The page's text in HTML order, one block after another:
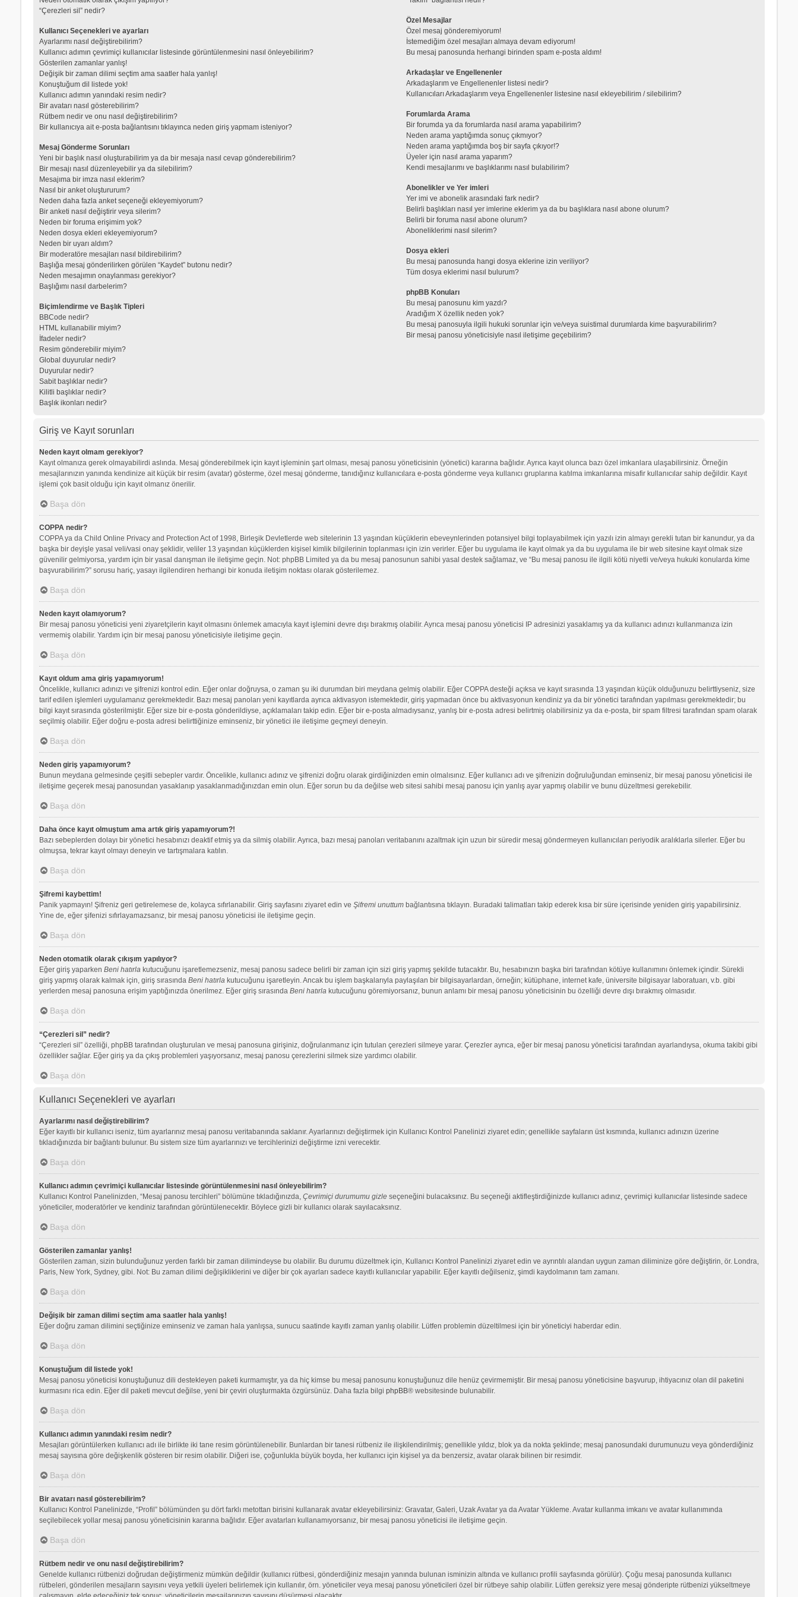
“Çerezleri sil” nedir?
Kullanıcı Seçenekleri ve ayarları
Ayarlarımı nasıl değiştirebilirim?
Kullanıcı adımın çevrimiçi kullanıcılar listesinde görüntülenmesini nasıl önleyebilirim?
Gösterilen zamanlar yanlış!
Değişik bir zaman dilimi seçtim ama saatler hala yanlış!
Konuştuğum dil listede yok!
Kullanıcı adımın yanındaki resim nedir?
Bir avatarı nasıl gösterebilirim?
Rütbem nedir ve onu nasıl değiştirebilirim?
Bir kullanıcıya ait e-posta bağlantısını tıklayınca neden giriş yapmam isteniyor?
Mesaj Gönderme Sorunları
Yeni bir başlık nasıl oluşturabilirim ya da bir mesaja nasıl cevap gönderebilirim?
Bir mesajı nasıl düzenleyebilir ya da silebilirim?
Mesajıma bir imza nasıl eklerim?
Nasıl bir anket oluştururum?
Neden daha fazla anket seçeneği ekleyemiyorum?
Bir anketi nasıl değiştirir veya silerim?
Neden bir foruma erişimim yok?
Neden dosya ekleri ekleyemiyorum?
Neden bir uyarı aldım?
Bir moderatöre mesajları nasıl bildirebilirim?
Başlığa mesaj gönderilirken görülen “Kaydet” butonu nedir?
Neden mesajımın onaylanması gerekiyor?
Başlığımı nasıl darbelerim?
Biçimlendirme ve Başlık Tipleri
BBCode nedir?
HTML kullanabilir miyim?
İfadeler nedir?
Resim gönderebilir miyim?
Global duyurular nedir?
Duyurular nedir?
Sabit başlıklar nedir?
Kilitli başlıklar nedir?
Başlık ikonları nedir?
Özel Mesajlar
Özel mesaj gönderemiyorum!
İstemediğim özel mesajları almaya devam ediyorum!
Bu mesaj panosunda herhangi birinden spam e-posta aldım!
Arkadaşlar ve Engellenenler
Arkadaşlarım ve Engellenenler listesi nedir?
Kullanıcıları Arkadaşlarım veya Engellenenler listesine nasıl ekleyebilirim / silebilirim?
Forumlarda Arama
Bir forumda ya da forumlarda nasıl arama yapabilirim?
Neden arama yaptığımda sonuç çıkmıyor?
Neden arama yaptığımda boş bir sayfa çıkıyor!?
Üyeler için nasıl arama yaparım?
Kendi mesajlarımı ve başlıklarımı nasıl bulabilirim?
Abonelikler ve Yer imleri
Yer imi ve abonelik arasındaki fark nedir?
Belirli başlıkları nasıl yer imlerine eklerim ya da bu başlıklara nasıl abone olurum?
Belirli bir foruma nasıl abone olurum?
Aboneliklerimi nasıl silerim?
Dosya ekleri
Bu mesaj panosunda hangi dosya eklerine izin veriliyor?
Tüm dosya eklerimi nasıl bulurum?
phpBB Konuları
Bu mesaj panosunu kim yazdı?
Aradığım X özellik neden yok?
Bu mesaj panosuyla ilgili hukuki sorunlar için ve/veya suistimal durumlarda kime başvurabilirim?
Bir mesaj panosu yöneticisiyle nasıl iletişime geçebilirim?
Giriş ve Kayıt sorunları
Neden kayıt olmam gerekiyor?
Kayıt olmanıza gerek olmayabilirdi aslında. Mesaj gönderebilmek için kayıt işleminin şart olması, mesaj panosu yöneticisinin (yönetici) kararına bağlıdır. Ayrıca kayıt olunca bazı özel imkanlara ulaşabilirsiniz. Örneğin
mesajlarınızın yanında kendinize ait küçük bir resim (avatar) gösterme, özel mesaj gönderme, tanıdığınız kullanıcılara e-posta gönderme veya kullanıcı gruplarına katılma imkanlarına misafir kullanıcılar sahip değildir. Kayıt
işlemi çok basit olduğu için kayıt olmanız önerilir.
Başa dön
COPPA nedir?
COPPA ya da Child Online Privacy and Protection Act of 1998, Birleşik Devletlerde web sitelerinin 13 yaşından küçüklerin ebeveynlerinden potansiyel bilgi toplayabilmek için yazılı izin almayı gerekli tutan bir kanundur, ya da
başka bir deyişle yasal veli/vasi onay şeklidir, veliler 13 yaşından küçüklerden kişisel kimlik bilgilerinin toplanması için izin verirler. Eğer bu uygulama ile kayıt olmak ya da bu uygulama ile bir web sitesine kayıt olmak size
güvenilir gelmiyorsa, yardım için bir yasal danışman ile iletişime geçin. Not: phpBB Limited ya da bu mesaj panosunun sahibi yasal destek sağlamaz, ve “Bu mesaj panosu ile ilgili kötü niyetli ve/veya hukuki konularda kime
başvurabilirim?” sorusu hariç, yasayı ilgilendiren herhangi bir konuda iletişim noktası olarak gösterilemez.
Başa dön
Neden kayıt olamıyorum?
Bir mesaj panosu yöneticisi yeni ziyaretçilerin kayıt olmasını önlemek amacıyla kayıt işlemini devre dışı bırakmış olabilir. Ayrıca mesaj panosu yöneticisi IP adresinizi yasaklamış ya da kullanıcı adınızı kullanmanıza izin
vermemiş olabilir. Yardım için bir mesaj panosu yöneticisiyle iletişime geçin.
Başa dön
Kayıt oldum ama giriş yapamıyorum!
Öncelikle, kullanıcı adınızı ve şifrenizi kontrol edin. Eğer onlar doğruysa, o zaman şu iki durumdan biri meydana gelmiş olabilir. Eğer COPPA desteği açıksa ve kayıt sırasında 13 yaşından küçük olduğunuzu belirttiyseniz, size
tarif edilen işlemleri uygulamanız gerekmektedir. Bazı mesaj panoları yeni kayıtlarda ayrıca aktivasyon istemektedir, giriş yapmadan önce bu aktivasyonun kendiniz ya da bir yönetici tarafından yapılması gerekmektedir; bu
bilgi kayıt sırasında gösterilmiştir. Eğer size bir e-posta gönderildiyse, açıklamaları takip edin. Eğer bir e-posta almadıysanız, yanlış bir e-posta adresi belirtmiş olabilirsiniz ya da e-posta, bir spam filtresi tarafından spam olarak
seçilmiş olabilir. Eğer doğru e-posta adresi belirttiğinize eminseniz, bir yönetici ile iletişime geçmeyi deneyin.
Başa dön
Neden giriş yapamıyorum?
Bunun meydana gelmesinde çeşitli sebepler vardır. Öncelikle, kullanıcı adınız ve şifrenizi doğru olarak girdiğinizden emin olmalısınız. Eğer kullanıcı adı ve şifrenizin doğruluğundan eminseniz, bir mesaj panosu yöneticisi ile
iletişime geçerek mesaj panosundan yasaklanıp yasaklanmadığınızdan emin olun. Eğer sorun bu da değilse web sitesi sahibi mesaj panosu için yanlış ayar yapmış olabilir ve bunu düzeltmesi gerekebilir.
Başa dön
Daha önce kayıt olmuştum ama artık giriş yapamıyorum?!
Bazı sebeplerden dolayı bir yönetici hesabınızı deaktif etmiş ya da silmiş olabilir. Ayrıca, bazı mesaj panoları veritabanını azaltmak için uzun bir süredir mesaj göndermeyen kullanıcıları periyodik aralıklarla silerler. Eğer bu
olmuşsa, tekrar kayıt olmayı deneyin ve tartışmalara katılın.
Başa dön
Şifremi kaybettim!
Panik yapmayın! Şifreniz geri getirelemese de, kolayca sıfırlanabilir. Giriş sayfasını ziyaret edin ve Şifremi unuttumbağlantısına tıklayın. Buradaki talimatları takip ederek kısa bir süre içerisinde yeniden giriş yapabilirsiniz.
Yine de, eğer şifenizi sıfırlayamazsanız, bir mesaj panosu yöneticisi ile iletişime geçin.
Başa dön
Neden otomatik olarak çıkışım yapılıyor?
Eğer giriş yaparken Beni hatırlakutucuğunu işaretlemezseniz, mesaj panosu sadece belirli bir zaman için sizi giriş yapmış şekilde tutacaktır. Bu, hesabınızın başka biri tarafından kötüye kullanımını önlemek içindir. Sürekli
giriş yapmış olarak kalmak için, giriş sırasında Beni hatırlakutucuğunu işaretleyin. Ancak bu işlem başkalarıyla paylaşılan bir bilgisayarlardan, örneğin; kütüphane, internet kafe, üniversite bilgisayar laboratuarı, v.b. gibi
yerlerden mesaj panosuna erişim yaptığınızda önerilmez. Eğer giriş sırasında Beni hatırlakutucuğunu göremiyorsanız, bunun anlamı bir mesaj panosu yöneticisinin bu özelliği devre dışı bırakmış olmasıdır.
Başa dön
“Çerezleri sil” nedir?
“Çerezleri sil” özelliği, phpBB tarafından oluşturulan ve mesaj panosuna girişiniz, doğrulanmanız için tutulan çerezleri silmeye yarar. Çerezler ayrıca, eğer bir mesaj panosu yöneticisi tarafından ayarlandıysa, okuma takibi gibi
özellikler sağlar. Eğer giriş ya da çıkış problemleri yaşıyorsanız, mesaj panosu çerezlerini silmek size yardımcı olabilir.
Başa dön
Kullanıcı Seçenekleri ve ayarları
Ayarlarımı nasıl değiştirebilirim?
Eğer kayıtlı bir kullanıcı iseniz, tüm ayarlarınız mesaj panosu veritabanında saklanır. Ayarlarınızı değiştirmek için Kullanıcı Kontrol Panelinizi ziyaret edin; genellikle sayfaların üst kısmında, kullanıcı adınızın üzerine
tıkladığınızda bir bağlantı bulunur. Bu sistem size tüm ayarlarınızı ve tercihlerinizi değiştirme izni verecektir.
Başa dön
Kullanıcı adımın çevrimiçi kullanıcılar listesinde görüntülenmesini nasıl önleyebilirim?
Kullanıcı Kontrol Panelinizden, “Mesaj panosu tercihleri” bölümüne tıkladığınızda, Çevrimiçi durumumu gizleseçeneğini bulacaksınız. Bu seçeneği aktifleştirdiğinizde kullanıcı adınız, çevrimiçi kullanıcılar listesinde sadece
yöneticiler, moderatörler ve kendiniz tarafından görüntülenecektir. Böylece gizli bir kullanıcı olarak sayılacaksınız.
Başa dön
Gösterilen zamanlar yanlış!
Gösterilen zaman, sizin bulunduğunuz yerden farklı bir zaman dilimindeyse bu olabilir. Bu durumu düzeltmek için, Kullanıcı Kontrol Panelinizi ziyaret edin ve ayrıntılı alandan uygun zaman diliminize göre değiştirin, ör. Londra,
Paris, New York, Sydney, gibi. Not: Bu zaman dilimi değişikliklerini ve diğer bir çok ayarları sadece kayıtlı kullanıcılar yapabilir. Eğer kayıtlı değilseniz, şimdi kaydolmanın tam zamanı.
Başa dön
Değişik bir zaman dilimi seçtim ama saatler hala yanlış!
Eğer doğru zaman dilimini seçtiğinize eminseniz ve zaman hala yanlışsa, sunucu saatinde kayıtlı zaman yanlış olabilir. Lütfen problemin düzeltilmesi için bir yöneticiyi haberdar edin.
Başa dön
Konuştuğum dil listede yok!
Mesaj panosu yöneticisi konuştuğunuz dili destekleyen paketi kurmamıştır, ya da hiç kimse bu mesaj panosunu konuştuğunuz dile henüz çevirmemiştir. Bir mesaj panosu yöneticisine başvurup, ihtiyacınız olan dil paketini
kurmasını rica edin. Eğer dil paketi mevcut değilse, yeni bir çeviri oluşturmakta özgürsünüz. Daha fazla bilgi phpBB® websitesinde bulunabilir.
Başa dön
Kullanıcı adımın yanındaki resim nedir?
Mesajları görüntülerken kullanıcı adı ile birlikte iki tane resim görüntülenebilir. Bunlardan bir tanesi rütbeniz ile ilişkilendirilmiş; genellikle yıldız, blok ya da nokta şeklinde; mesaj panosundaki durumunuzu veya gönderdiğiniz
mesaj sayısına göre değişkenlik gösteren bir resim olabilir. Diğeri ise, çoğunlukla büyük boyda, her kullanıcı için kişisel ya da benzersiz, avatar olarak bilinen bir resimdir.
Başa dön
Bir avatarı nasıl gösterebilirim?
Kullanıcı Kontrol Panelinizde, “Profil” bölümünden şu dört farklı metottan birisini kullanarak avatar ekleyebilirsiniz: Gravatar, Galeri, Uzak Avatar ya da Avatar Yükleme. Avatar kullanma imkanı ve avatar kullanımında
seçilebilecek yollar mesaj panosu yöneticisinin kararına bağlıdır. Eğer avatarları kullanamıyorsanız, bir mesaj panosu yöneticisi ile iletişime geçin.
Başa dön
Rütbem nedir ve onu nasıl değiştirebilirim?
Genelde kullanıcı rütbenizi doğrudan değiştirmeniz mümkün değildir (kullanıcı rütbesi, gönderdiğiniz mesajın yanında bulunan isminizin altında ve kullanıcı profili sayfasında görülür). Çoğu mesaj panosunda kullanıcı
rütbeleri, gönderilen mesajların sayısını veya yetkili üyeleri belirlemek için kullanılır, örn. yöneticiler veya mesaj panosu yöneticileri özel bir rütbeye sahip olabilir. Lütfen gereksiz yere mesaj gönderipte rütbenizi yükseltmeye